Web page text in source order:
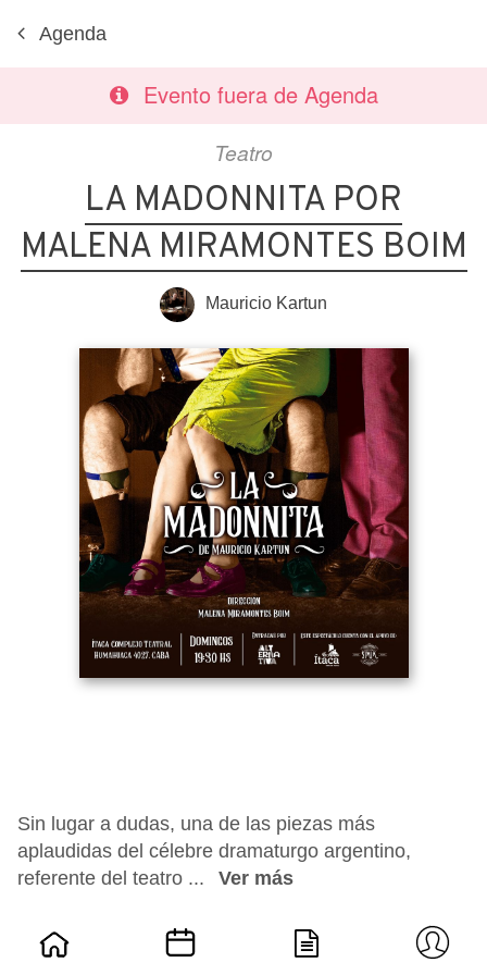
Agenda
Evento fuera de Agenda
Teatro
LA MADONNITA POR
MALENA MIRAMONTES BOIM
Mauricio Kartun
Sin lugar a dudas, una de las piezas más
aplaudidas del célebre dramaturgo argentino,
referente del teatro ...
Ver más